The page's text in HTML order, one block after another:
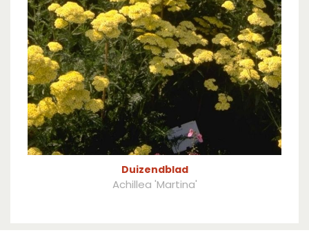
Duizendblad
Achillea 'Martina'